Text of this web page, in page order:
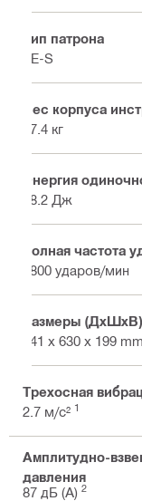
Тип патрона
TE-S
Вес корпуса
17.4 кг
Энергия
38.2 Дж
Полная частота
1800 ударов/мин
Размеры (ДхШхВ)
841 x 630 x 199 mm
Трехосная
2.7 м/с² 1
Амплитудно-
давления
87 дБ (А) 2